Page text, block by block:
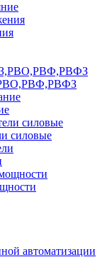
cиловые